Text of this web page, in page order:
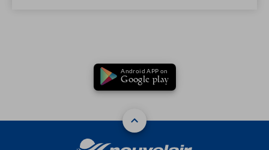
Android APP on
Google play